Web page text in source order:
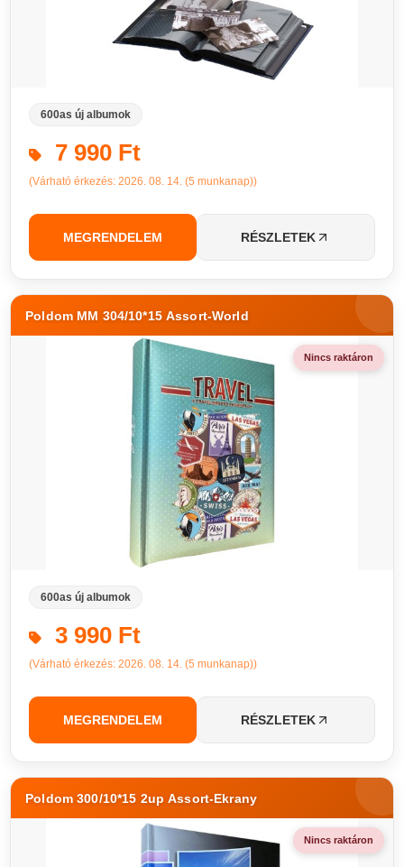
600as új albumok
7 990 Ft
(Várható érkezés: 2026. 08. 14. (5 munkanap))
MEGRENDELEM RÉSZLETEK
Poldom MM 304/10*15 Assort-World
Nincs raktáron
600as új albumok
3 990 Ft
(Várható érkezés: 2026. 08. 14. (5 munkanap))
MEGRENDELEM RÉSZLETEK
Poldom 300/10*15 2up Assort-Ekrany
Nincs raktáron